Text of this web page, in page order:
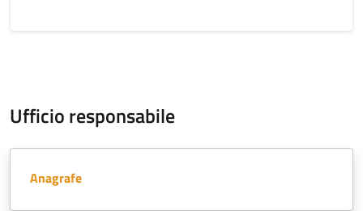
Ufficio responsabile
Anagrafe